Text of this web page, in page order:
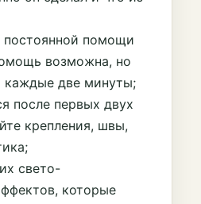
постоянной помощи
возможна, но
каждые две минуты;
после первых двух
крепления, швы,
свето-
которые